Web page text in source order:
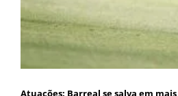
Atuações: Barreal se salva em